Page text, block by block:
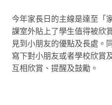
今年家長日的主線是達至「
課室外貼上了學生值得被欣
見到小朋友的優點及長處。
寫下對小朋友或者學校欣賞
互相欣賞、提醒及鼓勵。